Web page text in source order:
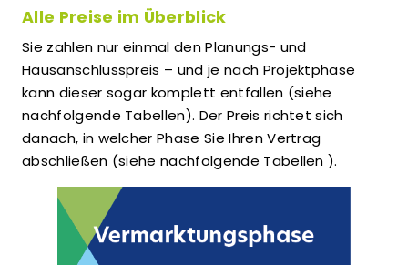
Alle Preise im Überblick
Sie zahlen nur einmal den Planungs- und
Hausanschlusspreis – und je nach Projektphase
kann dieser sogar komplett entfallen (siehe
nachfolgende Tabellen). Der Preis richtet sich
danach, in welcher Phase Sie Ihren Vertrag
abschließen (siehe nachfolgende Tabellen ).